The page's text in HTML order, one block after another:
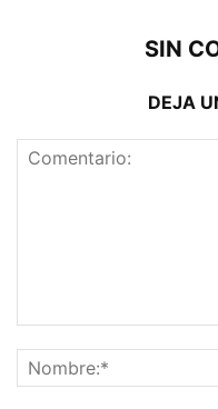
SIN
DEJA